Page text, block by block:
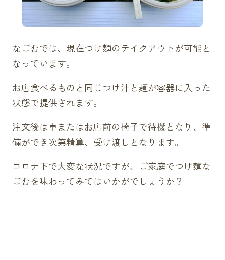
なごむでは、現在つけ麺のテイクアウトが可能と
なっています。
お店食べるものと同じつけ汁と麺が容器に入った
状態で提供されます。
注文後は車またはお店前の椅子で待機となり、準
備ができ次第精算、受け渡しとなります。
コロナ下で大変な状況ですが、ご家庭でつけ麺な
ごむを味わってみてはいかがでしょうか？